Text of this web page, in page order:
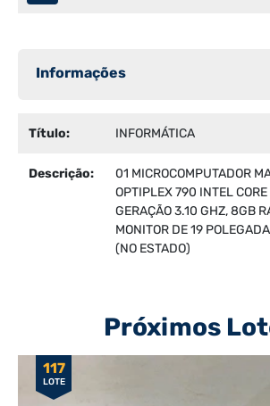
Informações
Título: INFORMÁTICA
Descrição:
01 MICROCOMPUTADOR
OPTIPLEX 790 INTEL
GERAÇÃO 3.10 GHZ, 8GB
MONITOR DE 19
(NO ESTADO)
Próximos
117
LOTE